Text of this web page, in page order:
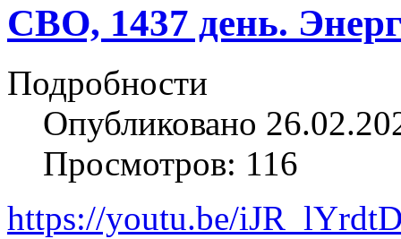
СВО, 1437 день.
Подробности
Опубликовано
Просмотров: 116
https://youtu.be/